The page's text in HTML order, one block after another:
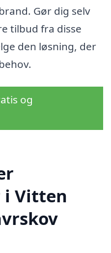
Gør dig selv
tilbud fra disse
den løsning, der
og
Vitten